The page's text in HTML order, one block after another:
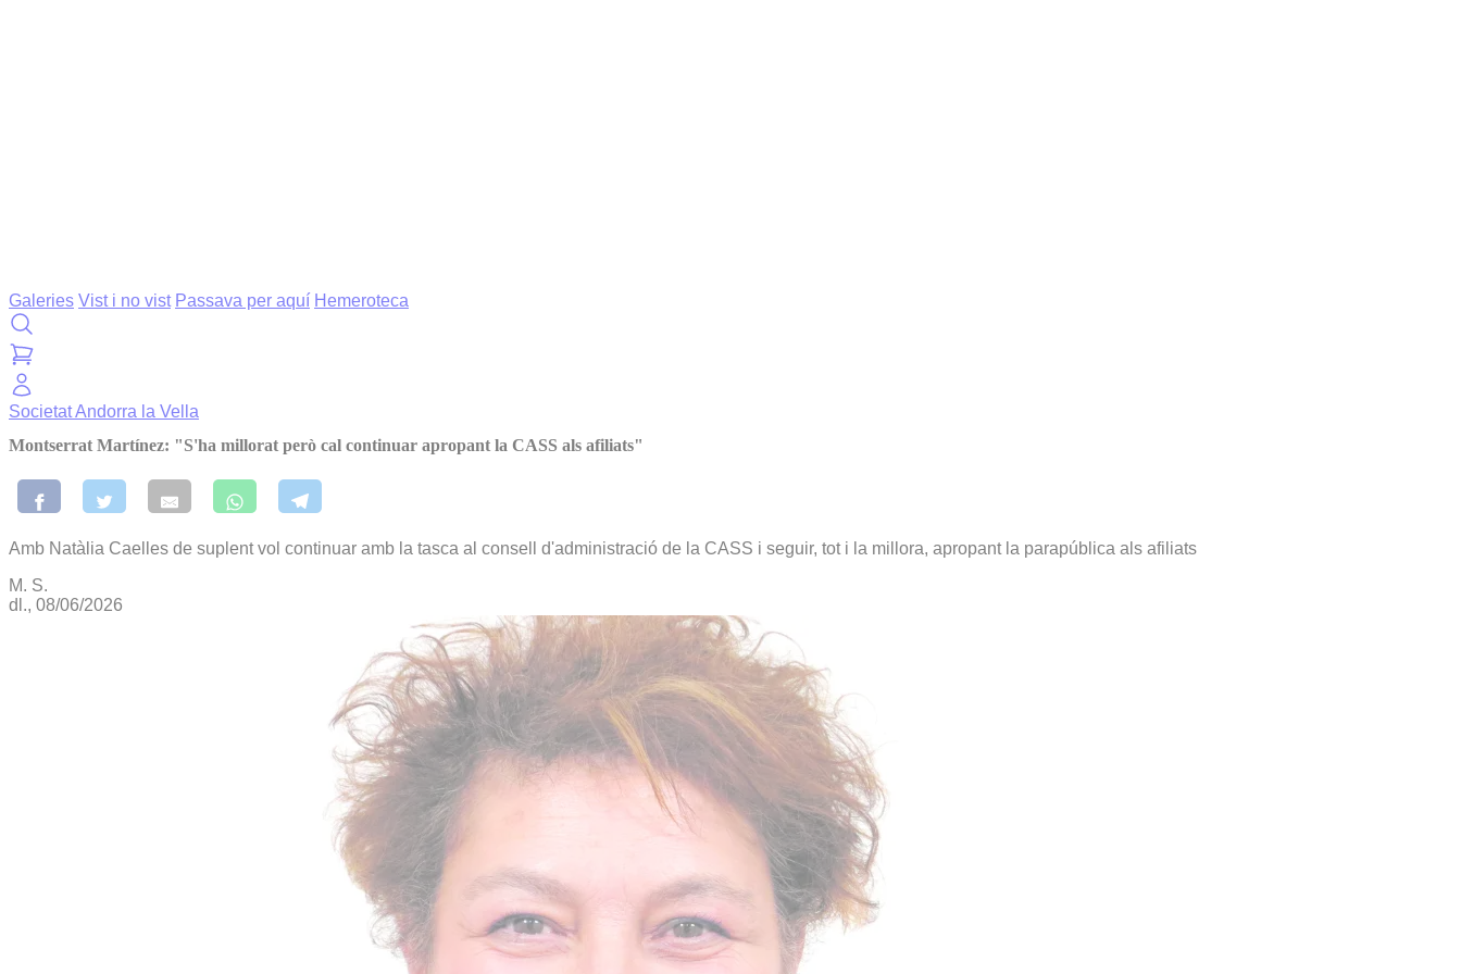
Galeries Vist i no vist Passava per aquí Hemeroteca
SocietatAndorra la Vella
Montserrat Martínez: "S'ha millorat però cal continuar apropant la CASS als afiliats"
Amb Natàlia Caelles de suplent vol continuar amb la tasca al consell d'administració de la CASS i seguir, tot i la millora, apropant la parapública als afiliats
M. S.
dl., 08/06/2026